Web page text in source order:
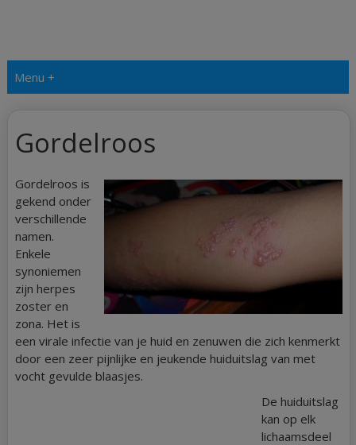
Menu +
Gordelroos
Gordelroos is
gekend onder
verschillende
namen.
Enkele
synoniemen
zijn herpes
zoster en
zona. Het is
een virale infectie van je huid en zenuwen die zich kenmerkt
door een zeer pijnlijke en jeukende huiduitslag van met
vocht gevulde blaasjes.
De huiduitslag
kan op elk
lichaamsdeel